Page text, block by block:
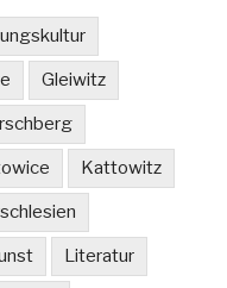
Gleiwitz
Kattowitz
Literatur